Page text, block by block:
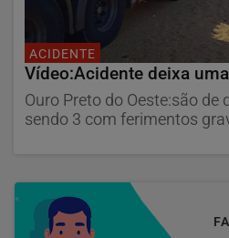
ACIDENTE
Vídeo:Acidente deixa
Ouro Preto do Oeste:são de
sendo 3 com ferimentos